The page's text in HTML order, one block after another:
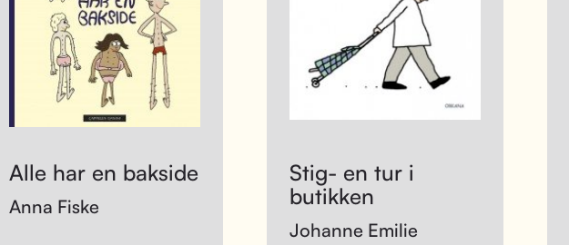
Alle har en bakside
Anna Fiske
Stig- en tur i
butikken
Johanne Emilie